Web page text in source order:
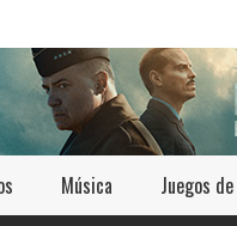
Música Juegos